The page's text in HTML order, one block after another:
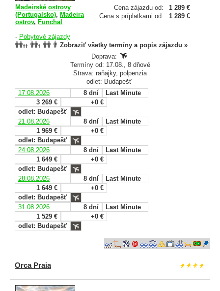
Cena zájazdu od:
1 289 €
Cena s príplatkami od:
1 289 €
Madeirské ostrovy
(Portugalsko), Madeira
ostrov, Funchal
- Pobytové zájazdy
Zobraziť všetky termíny a popis zájazdu »
Doprava:
Termíny od: 17.08., 8 dňové
Strava: raňajky, polpenzia
odlet: Budapešť
17.08.2026
8 dní
Last Minute
3 269 €
+0 €
odlet: Budapešť
21.08.2026
8 dní
Last Minute
1 969 €
+0 €
odlet: Budapešť
24.08.2026
8 dní
Last Minute
1 649 €
+0 €
odlet: Budapešť
28.08.2026
8 dní
Last Minute
1 649 €
+0 €
odlet: Budapešť
31.08.2026
8 dní
Last Minute
1 529 €
+0 €
odlet: Budapešť
Orca Praia